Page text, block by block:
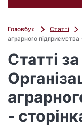
Головбух Статті
аграрного підприємства
Статті
-